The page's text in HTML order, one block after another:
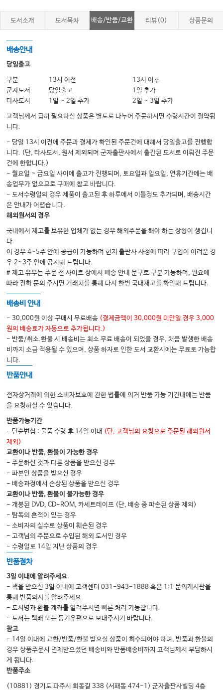
B:
부록C:
부록 수액과 전해질 보충
부록E:생존율의 향상
도서소개 도서목차 배송/반품/교환 리뷰(0) 상품문의
배송안내
당일출고
구분 13시 이전
13시 이후
군자도서
당일출고
1일 추가
타사도서
1일 ~ 2일 추가 2일 ~ 3일 추가
고객님께서 급히 필요하신 상품은 별도로 나누어 주문하시면 수령시간이 절약됩
니다.
- 당일 13시 이전에 주문과 결제가 확인된 주문건에 대해서 당일출고를 진행합
니다. (단, 타사도서, 원서 제외되며 군자출판사에서 출간된 도서로 이뤄진 주문
건에 한합니다.)
- 월요일 ~ 금요일 사이에 출고가 진행되며, 토요일과 일요일, 연휴기간에는 배
송업무가 없으므로 구매에 참고 바랍니다.
- 도서수령일의 경우 제품이 출고된 후 하루에서 이틀정도 추가되며, 배송시간
은 안내가 어렵습니다.
해외원서의 경우
국내에서 재고를 보유한 업체가 없는 경우 해외주문을 해야 하는 상황이 생깁니
다.
이 경우 4~5주 안에 공급이 가능하며 현지 출판사 사정에 따라 구입이 어려운 경
우 2~3주 안에 공지해 드립니다.
# 재고 유무는 주문 전 사이트 상에서 배송 안내 문구로 구분 가능하며, 필요에
따라 전화 문의 주시면 거래처를 통해 다시 한번 국내재고를 확인해 드립니다.
배송비 안내
- 30,000원 이상 구매시 무료배송 (결제금액이 30,000원 미만일 경우 3,000
원의 배송료가 자동으로 추가됩니다.)
- 반품/취소.환불 시 배송비는 최소 무료 배송이 되었을 경우, 처음 발생한 배송
비까지 소급 적용될 수 있으며, 상품 하자로 인한 도서 교환시에는 무료로 가능합
니다.
반품안내
전자상거래에 의한 소비자보호에 관한 법률에 의거 반품 가능 기간내에는 반품
을 요청하실 수 있습니다.
반품가능기간
- 단순변심 : 물품 수령 후 14일 이내 (단, 고객님의 요청으로 주문된 해외원서
제외)
교환이나 반품, 환불이 가능한 경우
- 주문하신 것과 다른 상품을 받으신 경우
- 파본인 상품을 받으신 경우
- 배송과정에서 손상된 상품을 받으신 경우
교환이나 반품, 환불이 불가능한 경우
- 개봉된 DVD, CD-ROM, 카세트테이프 (단, 배송 중 파손된 상품 제외)
- 탐독의 흔적이 있는 경우
- 소비자의 실수로 상품이 훼손된 경우
- 고객님의 주문으로 수입된 해외 도서인 경우
- 수령일로 14일 지난 상품의 경우
반품절차
3일 이내에 알려주세요.
- 책을 받으신 3일 이내에 고객센터 031-943-1888 혹은 1:1 문의게시판을
통해 반품의사를 알려주세요.
- 도서명과 환불 계좌를 알려주시면 빠른 처리 가능합니다.
- 도서는 택배 또는 등기우편으로 보내주시기 바랍니다.
참고
- 14일 이내에 교환/반품/환불 받으실 상품이 회수되어야 하며, 반품과 환불의
경우 상품주문시 면제받으셨던 배송비와 반품배송비까지 고객님께서 부담하시
게 됩니다.
반품주소
(10881) 경기도 파주시 회동길 338 (서패동 474-1) 군자출판사빌딩 4층